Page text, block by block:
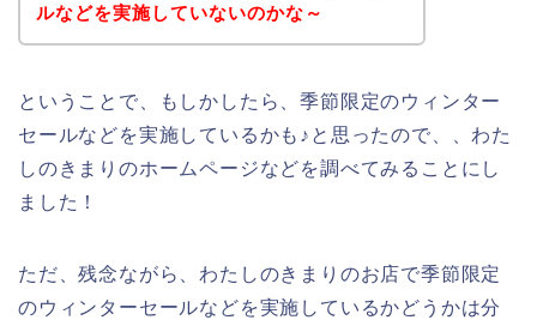
ルなどを実施していないのかな～
ということで、もしかしたら、季節限定のウィンター
セールなどを実施しているかも♪と思ったので、、わた
しのきまりのホームページなどを調べてみることにし
ました！
ただ、残念ながら、わたしのきまりのお店で季節限定
のウィンターセールなどを実施しているかどうかは分